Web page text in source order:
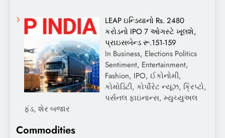
LEAP ઇન્ડિયાનો Rs. 2480
કરોડનો IPO 7 ઓગસ્ટે ખૂલશે,
પ્રાઇસબેન્ડ રૂ.151-159
In Business, Elections Politics
Sentiment, Entertainment,
Fashion, IPO, ઈકોનોમી,
કોમોડિટી, કોર્પોરેટ ન્યૂઝ, ક્રિપ્ટો,
પર્સનલ ફાઇનાન્સ, મ્યુચ્યુઅલ
ફંડ, શેર બજાર
Commodities